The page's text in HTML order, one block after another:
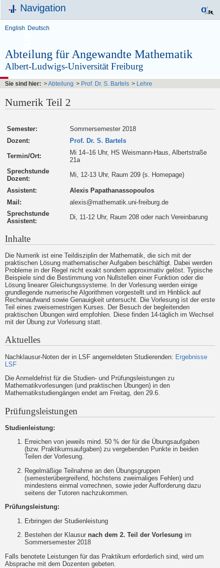
Navigation
English Deutsch
Abteilung für Angewandte Mathematik
Albert-Ludwigs-Universität Freiburg
Sie sind hier: >Abteilung > Prof. Dr. S. Bartels > Lehre
Numerik Teil 2
Semester:
Sommersemester 2018
Dozent:
Prof. Dr. S. Bartels
Termin/Ort:
Mi 14–16 Uhr, HS Weismann-Haus, Albertstraße
21a
Sprechstunde
Dozent:
Mi, 12-13 Uhr, Raum 209 (s. Homepage)
Assistent:
Alexis Papathanassopoulos
Mail:
alexis@mathematik.uni-freiburg.de
Sprechstunde
Assistent:
Di, 11-12 Uhr, Raum 208 oder nach Vereinbarung
Inhalte
Die Numerik ist eine Teildisziplin der Mathematik, die sich mit der
praktischen Lösung mathematischer Aufgaben beschäftigt. Dabei werden
Probleme in der Regel nicht exakt sondern approximativ gelöst. Typische
Beispiele sind die Bestimmung von Nullstellen einer Funktion oder die
Lösung linearer Gleichungssysteme. In der Vorlesung werden einige
grundlegende numerische Algorithmen vorgestellt und im Hinblick auf
Rechenaufwand sowie Genauigkeit untersucht. Die Vorlesung ist der erste
Teil eines zweisemestrigen Kurses. Der Besuch der begleitenden
praktischen Übungen wird empfohlen. Diese finden 14-täglich im Wechsel
mit der Übung zur Vorlesung statt.
Aktuelles
Nachklausur-Noten der in LSF angemeldeten Studierenden: Ergebnisse
LSF
Die Anmeldefrist für die Studien- und Prüfungsleistungen zu
Mathematikvorlesungen (und praktischen Übungen) in den
Mathematikstudiengängen endet am Freitag, den 29.6.
Prüfungsleistungen
Studienleistung:
Erreichen von jeweils mind. 50 % der für die Übungsaufgaben
(bzw. Praktikumsaufgaben) zu vergebenden Punkte in beiden
Teilen der Vorlesung.
Regelmäßige Teilnahme an den Übungsgruppen
(semesterübergreifend, höchstens zweimaliges Fehlen) und
mindestens einmal vorrechnen, sowie jeder Aufforderung dazu
seitens der Tutoren nachzukommen.
Prüfungsleistung:
Erbringen der Studienleistung
Bestehen der Klausur nach dem 2. Teil der Vorlesung im
Sommersemester 2018
Falls benotete Leistungen für das Praktikum erforderlich sind, wird um
Absprache mit dem Dozenten gebeten.